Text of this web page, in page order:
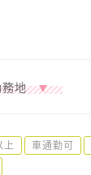
地
上 車通勤可